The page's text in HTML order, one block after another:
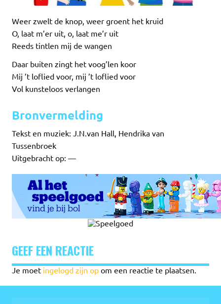
Weer zwelt de knop, weer groent het kruid
O, laat m’er uit, o, laat me’r uit
Reeds tintlen mij de wangen
Daar buiten zingt het voog’len koor
Mij ’t loflied voor, mij ’t loflied voor
Vol kunsteloos verlangen
Bronvermelding
Tekst en muziek: J.N.van Hall, Hendrika van
Tussenbroek
Uitgebracht op: —
GEEF EEN REACTIE
Je moet ingelogd zijn op om een reactie te plaatsen.